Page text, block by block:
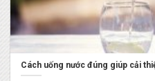
Cách uống nước đúng giúp cải